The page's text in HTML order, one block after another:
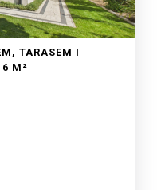
TARASEM I
M²